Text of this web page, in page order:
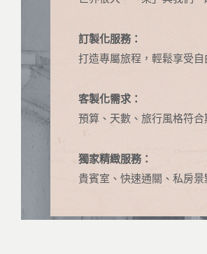
訂製化服務：
打造專屬旅程，輕鬆享受自
客製化需求：
預算、天數、旅行風格符合
獨家精緻服務：
貴賓室、快速通關、私房景